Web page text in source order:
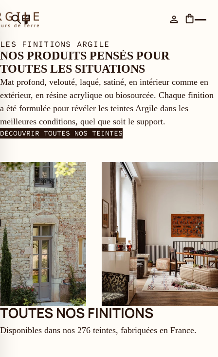
LES FINITIONS ARGILE
NOS PRODUITS PENSÉS POUR
TOUTES LES SITUATIONS
Mat profond, velouté, laqué, satiné, en intérieur comme en
extérieur, en résine acrylique ou biosourcée. Chaque finition
a été formulée pour révéler les teintes Argile dans les
meilleures conditions, quel que soit le support.
DÉCOUVRIR TOUTES NOS TEINTES
TOUTES NOS FINITIONS
Disponibles dans nos 276 teintes, fabriquées en France.